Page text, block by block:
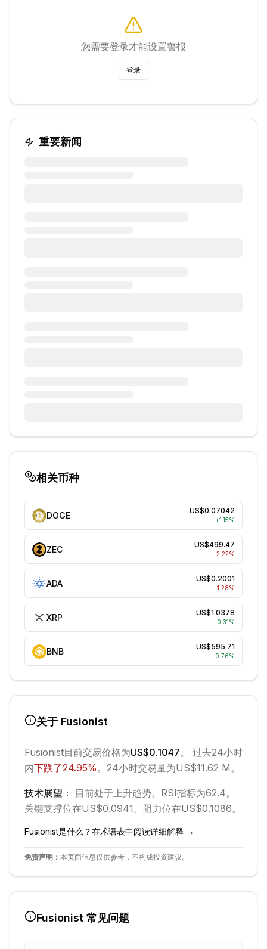
您需要登录才能设置警报
登录
重要新闻
相关币种
DOGE US$0.07042
+1.15%
ZEC US$499.47
-2.22%
ADA US$0.2001
-1.28%
XRP US$1.0378
+0.31%
BNB US$595.71
+0.76%
关于 Fusionist
Fusionist目前交易价格为US$0.1047。 过去24小时
内下跌了24.95%。 24小时交易量为US$11.62 M。
技术展望： 目前处于上升趋势。 RSI指标为62.4。
关键支撑位在US$0.0941。 阻力位在US$0.1086。
Fusionist是什么？在术语表中阅读详细解释 →
免责声明： 本页面信息仅供参考，不构成投资建议。
Fusionist 常见问题